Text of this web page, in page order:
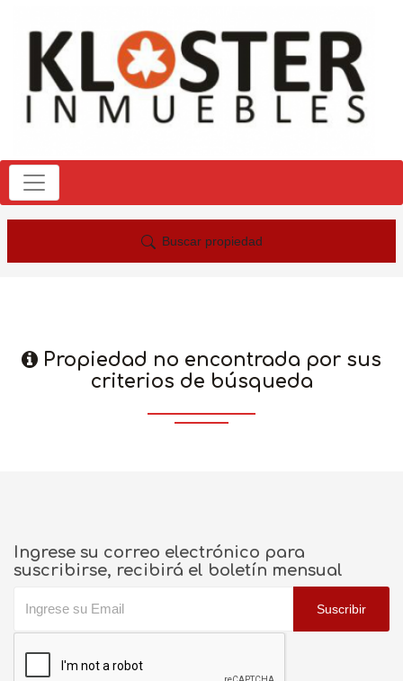
Buscar propiedad
Propiedad no encontrada por sus
criterios de búsqueda
Ingrese su correo electrónico para
suscribirse, recibirá el boletín mensual
Suscribir